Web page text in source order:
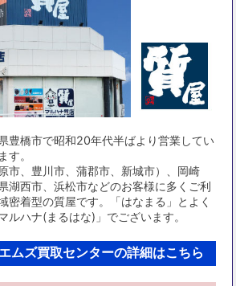
豊橋市で昭和20年代半ばより営業してい
す。
市、豊川市、蒲郡市、新城市）、岡崎
湖西市、浜松市などのお客様に多くご利
密着型の質屋です。「はなまる」とよく
ルハナ(まるはな)」でございます。
ムズ買取センターの詳細はこちら